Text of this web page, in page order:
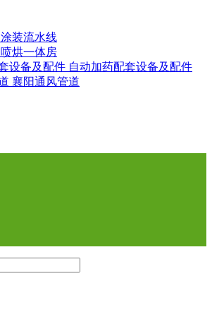
涂装流水线
喷烘一体房
自动加药配套设备及配件
襄阳通风管道